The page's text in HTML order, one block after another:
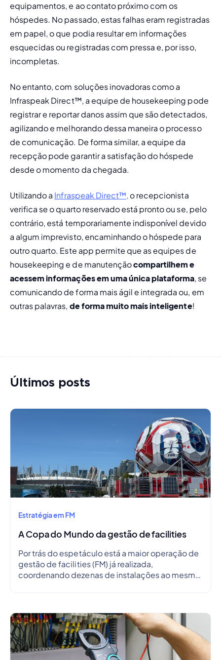
equipamentos, e ao contato próximo com os
hóspedes. No passado, estas falhas eram registradas
em papel, o que podia resultar em informações
esquecidas ou registradas com pressa e, por isso,
incompletas.
No entanto, com soluções inovadoras como a
Infraspeak Direct™, a equipe de housekeeping pode
registrar e reportar danos assim que são detectados,
agilizando e melhorando dessa maneira o processo
de comunicação. De forma similar, a equipe da
recepção pode garantir a satisfação do hóspede
desde o momento da chegada.
Utilizando a Infraspeak Direct™, o recepcionista
verifica se o quarto reservado está pronto ou se, pelo
contrário, está temporariamente indisponível devido
a algum imprevisto, encaminhando o hóspede para
outro quarto. Este app permite que as equipes de
housekeeping e de manutenção compartilhem e
acessem informações em uma única plataforma, se
comunicando de forma mais ágil e integrada ou, em
outras palavras, de forma muito mais inteligente!
Últimos posts
Estratégia em FM
A Copa do Mundo da gestão de facilities
Por trás do espetáculo está a maior operação de
gestão de facilities (FM) já realizada,
coordenando dezenas de instalações ao mesmo